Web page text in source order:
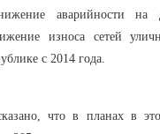
аварийности на
износа сетей
с 2014 года.
что в планах в